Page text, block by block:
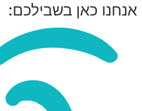
אנחנו כאן בשבילכם: